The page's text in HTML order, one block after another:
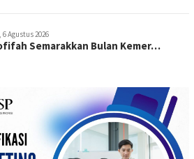
6 Agustus 2026
Semarakkan Bulan Kemer…